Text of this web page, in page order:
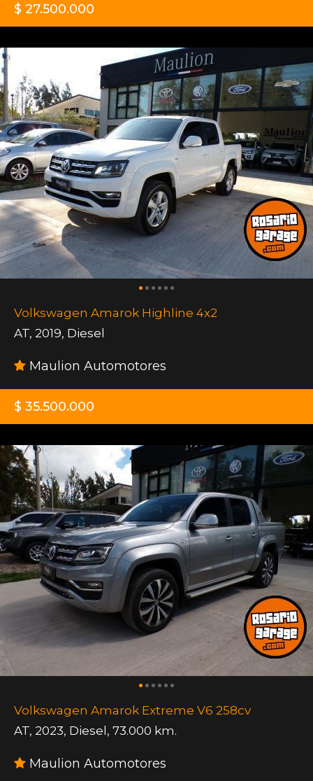
$ 27.500.000
Volkswagen Amarok Highline 4x2
AT, 2019, Diesel
Maulion Automotores
$ 35.500.000
Volkswagen Amarok Extreme V6 258cv
AT, 2023, Diesel, 73.000 km.
Maulion Automotores